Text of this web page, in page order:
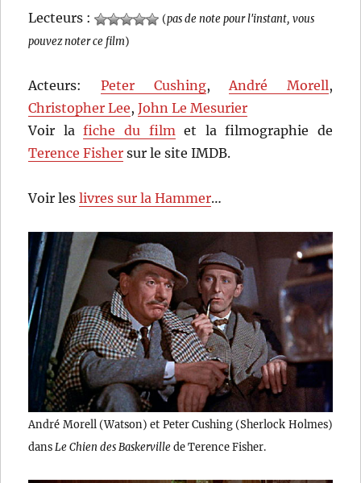
Lecteurs : (pas de note pour l'instant, vous
pouvez noter ce film)
Acteurs: Peter Cushing,André Morell,
Christopher Lee,John Le Mesurier
Voir lafiche du filmet la filmographie de
Terence Fisher sur le site IMDB.
Voir leslivres sur la Hammer…
André Morell (Watson) et Peter Cushing (Sherlock Holmes)
dans Le Chien des Baskervillede Terence Fisher.